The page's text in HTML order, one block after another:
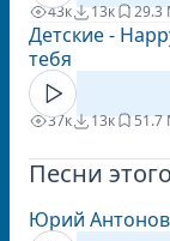
43к 13к 29.3
Детские -
тебя
37к 13к 51.7
Песни
Юрий Антонов